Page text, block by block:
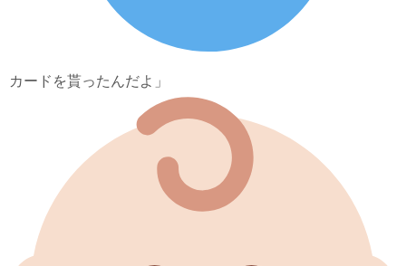
カードを貰ったんだよ」